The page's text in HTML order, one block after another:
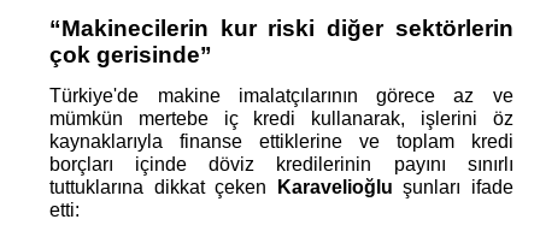
“Makinecilerin kur riski diğer sektörlerin
çok gerisinde”
Türkiye'de makine imalatçılarının görece az ve
mümkün mertebe iç kredi kullanarak, işlerini öz
kaynaklarıyla finanse ettiklerine ve toplam kredi
borçları içinde döviz kredilerinin payını sınırlı
tuttuklarına dikkat çeken
Karavelioğlu şunları ifade
etti: